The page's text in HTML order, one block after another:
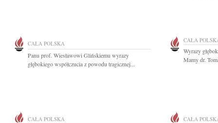
CAŁA POLSKA
Panu prof. Wiesławowi Glińskiemu wyrazy
głębokiego współczucia z powodu tragicznej...
CAŁA
Wyrazy
Mamy dr.
CAŁA POLSKA CAŁA